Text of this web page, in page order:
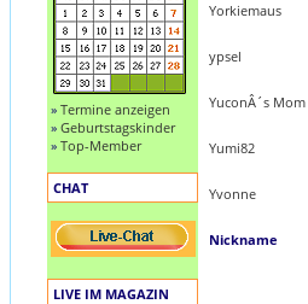
» Termine anzeigen
» Geburtstagskinder
» Top-Member
CHAT
LIVE IM MAGAZIN
Yorkiemaus
ypsel
YuconÂ´s Mom
Yumi82
Yvonne
Nickname